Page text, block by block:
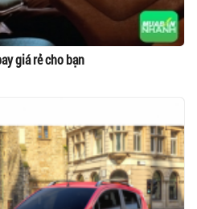
giá rẻ cho bạn